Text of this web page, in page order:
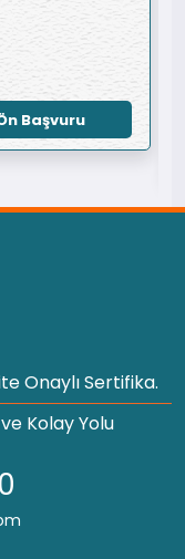
Başvuru
Onaylı Sertifika.
Kolay Yolu